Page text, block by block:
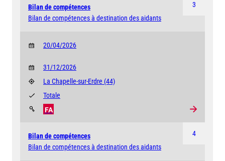
3
Bilan de compétences
Bilan de compétences à destination des aidants
20/04/2026
31/12/2026
La Chapelle-sur-Erdre (44)
FA
Totale
4
Bilan de compétences
Bilan de compétences à destination des aidants